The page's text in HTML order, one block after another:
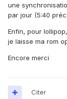
une
par jour (5:40
Enfin, pour
je laisse ma rom
Encore merci
Citer